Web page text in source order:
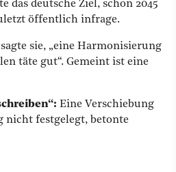
das deutsche Ziel, schon 2045
öffentlich infrage.
sie, „eine Harmonisierung
täte gut“. Gemeint ist eine
Eine Verschiebung
nicht festgelegt, betonte